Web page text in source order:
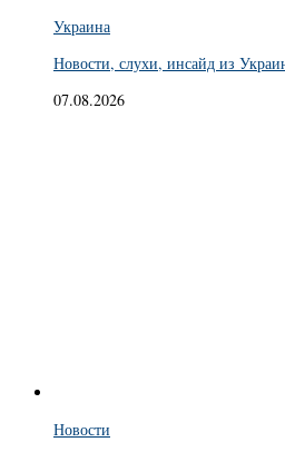
Украина
Новости, слухи, инсайд из
07.08.2026
Новости